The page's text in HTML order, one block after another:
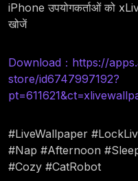
iPhone उपयोगकर्ताओं को
खोजें
Download：https://
store/id6747997192?
#LiveWallpaper
#Nap #Afternoon
#Cozy #CatRobot